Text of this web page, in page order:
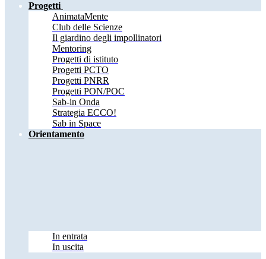
Progetti
AnimataMente
Club delle Scienze
Il giardino degli impollinatori
Mentoring
Progetti di istituto
Progetti PCTO
Progetti PNRR
Progetti PON/POC
Sab-in Onda
Strategia ECCO!
Sab in Space
Orientamento
In entrata
In uscita